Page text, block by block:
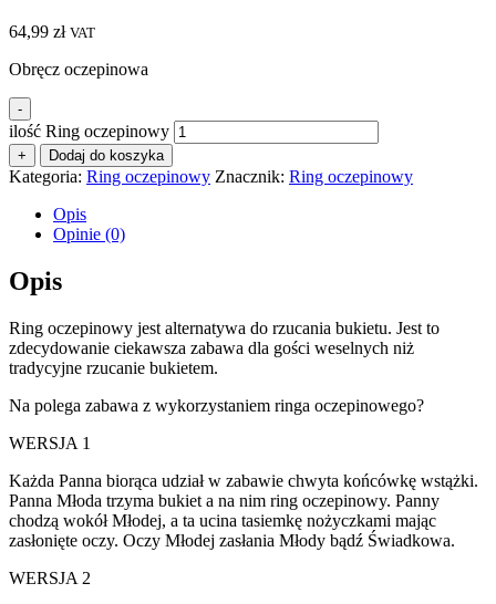
64,99 zł VAT
Obręcz oczepinowa
-
ilość Ring oczepinowy
+ Dodaj do koszyka
Kategoria: Ring oczepinowy Znacznik: Ring oczepinowy
Opis
Opinie (0)
Opis
Ring oczepinowy jest alternatywa do rzucania bukietu. Jest to
zdecydowanie ciekawsza zabawa dla gości weselnych niż
tradycyjne rzucanie bukietem.
Na polega zabawa z wykorzystaniem ringa oczepinowego?
WERSJA 1
Każda Panna biorąca udział w zabawie chwyta końcówkę wstążki.
Panna Młoda trzyma bukiet a na nim ring oczepinowy. Panny
chodzą wokół Młodej, a ta ucina tasiemkę nożyczkami mając
zasłonięte oczy. Oczy Młodej zasłania Młody bądź Świadkowa.
WERSJA 2